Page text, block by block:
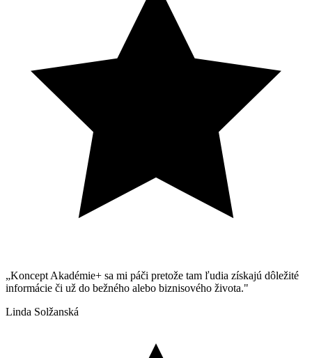
„Koncept Akadémie+ sa mi páči pretože tam ľudia získajú dôležité
informácie či už do bežného alebo biznisového života."
Linda Solžanská